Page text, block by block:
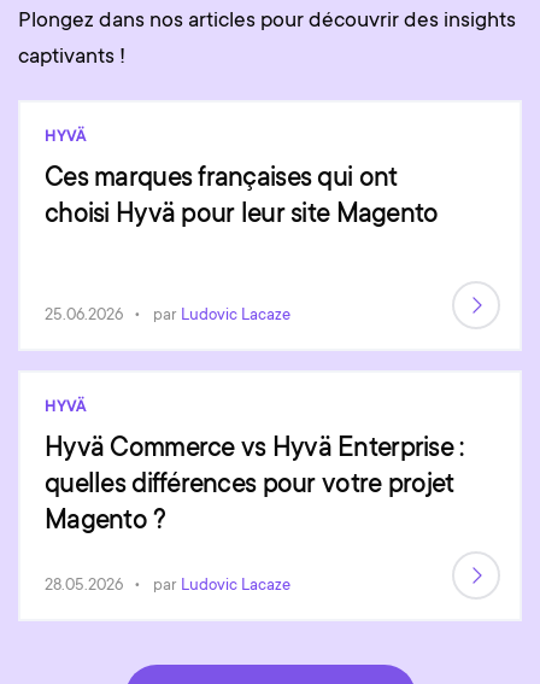
Plongez dans nos articles pour découvrir des insights
captivants !
HYVÄ
Ces marques françaises qui ont
choisi Hyvä pour leur site Magento
25.06.2026 par Ludovic Lacaze
HYVÄ
Hyvä Commerce vs Hyvä Enterprise :
quelles différences pour votre projet
Magento ?
28.05.2026 par Ludovic Lacaze